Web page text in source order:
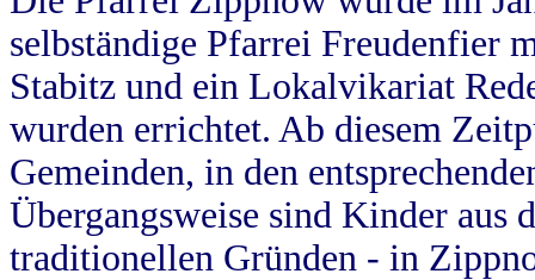
selbständige Pfarrei Freudenfier
Stabitz und ein Lokalvikariat
wurden errichtet. Ab diesem
Gemeinden, in den
Übergangsweise sind Kinder aus
traditionellen Gründen - in